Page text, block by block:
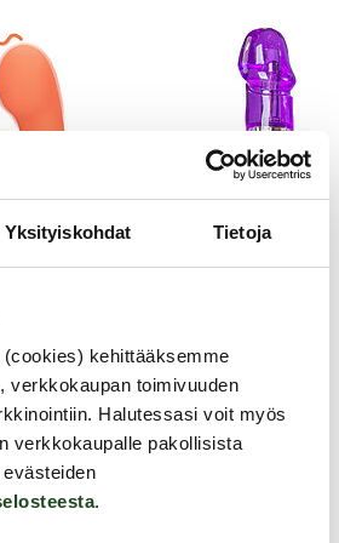
Yksityiskohdat Tietoja
kehittääksemme
verkkokaupan toimivuuden
Halutessasi voit myös
verkkokaupalle pakollisista
.
30 x 21 x 8 cm
0.5 kg
silikoniharjaksilla
EasyToys
Rabbit-vibraattori